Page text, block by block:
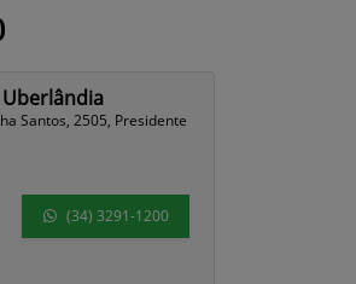
Santos, 2505, Presidente
(34) 3291-1200